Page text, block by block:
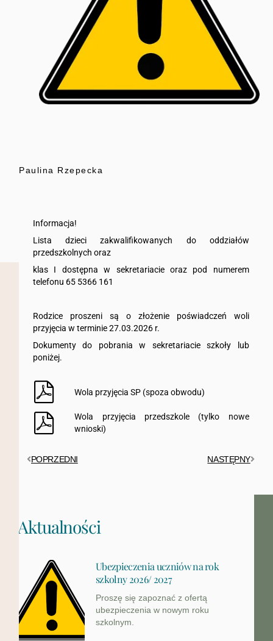
Paulina Rzepecka
Informacja!
Lista dzieci zakwalifikowanych do oddziałów
przedszkolnych oraz
klas I dostępna w sekretariacie oraz pod numerem
telefonu 65 5366 161
Rodzice proszeni są o złożenie poświadczeń woli
przyjęcia w terminie 27.03.2026 r.
Dokumenty do pobrania w sekretariacie szkoły lub
poniżej.
Wola przyjęcia SP (spoza obwodu)
Wola przyjęcia przedszkole (tylko nowe
wnioski)
POPRZEDNI NASTĘPNY
Aktualności
Ubezpieczenia uczniów na rok
szkolny 2026/ 2027
Proszę się zapoznać z ofertą
ubezpieczenia w nowym roku
szkolnym.